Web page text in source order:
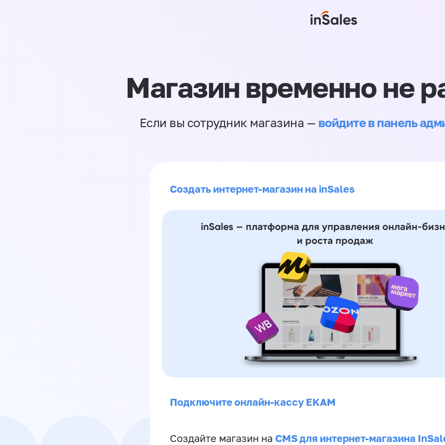
Магазин временно не
Если вы сотрудник магазина — войдите в панель
Создать интернет-магазин на inSales
Подключите онлайн-кассу ЕКАМ
Создайте магазин на CMS для интернет-магазина